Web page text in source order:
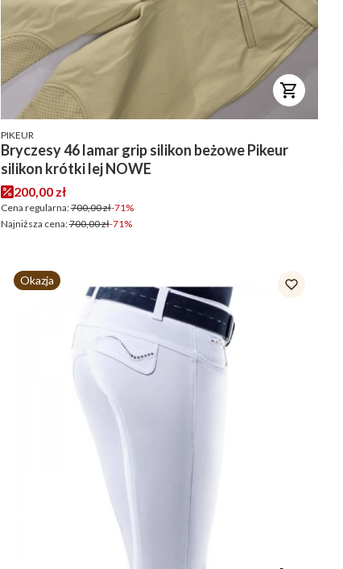
PRODUCENT
PIKEUR
Bryczesy 46 lamar grip silikon beżowe Pikeur
silikon krótki lej NOWE
Cena promocyjna
200,00 zł
Cena regularna:700,00 zł-71%
Najniższa cena:700,00 zł-71%
Okazja